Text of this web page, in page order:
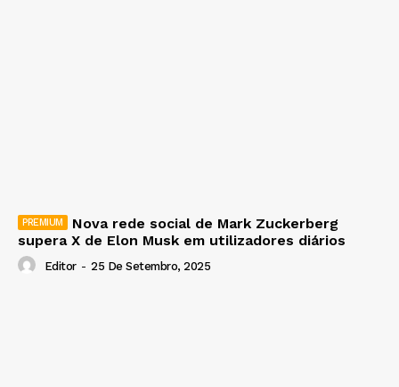
Nova rede social de Mark Zuckerberg
supera X de Elon Musk em utilizadores diários
Editor - 25 De Setembro, 2025